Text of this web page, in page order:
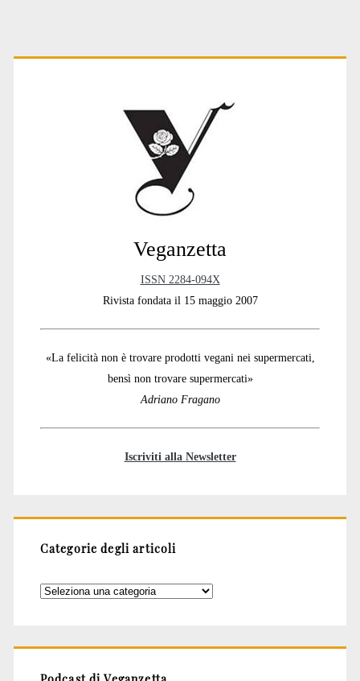
Primary
Veganzetta
ISSN 2284-094X
Rivista fondata il 15 maggio 2007
«La felicità non è trovare prodotti vegani nei supermercati,
bensì non trovare supermercati»
Adriano Fragano
Iscriviti alla Newsletter
Categorie degli articoli
Categorie